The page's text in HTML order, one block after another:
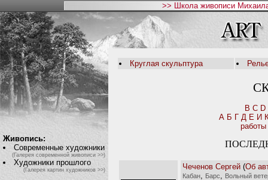
>> Школа живописи
Живопись:
Современные художники
(Галерея современной живописи >>)
Художники прошлого
(Галерея картин художников >>)
Круглая скульптура
B C D
А Б Г Д Е И
работы
Чеченов Сергей (Об
Кабан Барс
Вольный